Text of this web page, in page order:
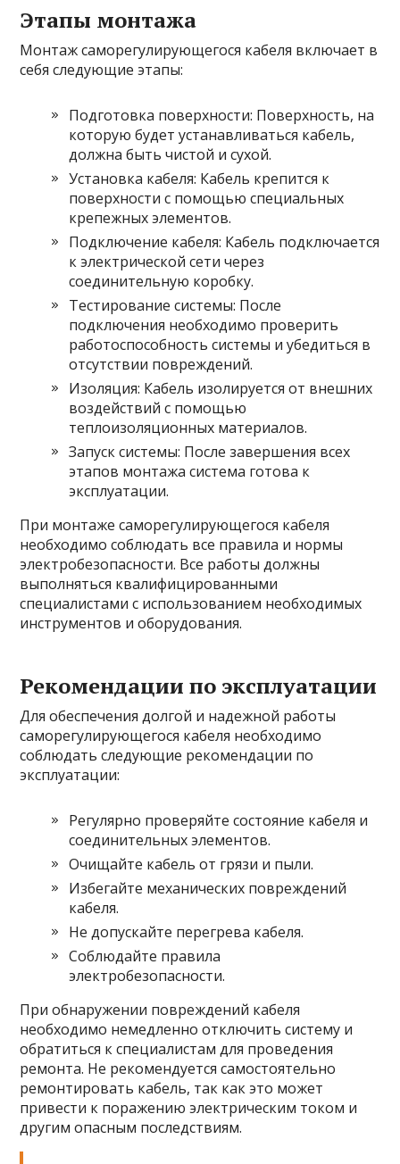
Этапы монтажа
Монтаж саморегулирующегося кабеля включает в
себя следующие этапы:
Подготовка поверхности: Поверхность, на
которую будет устанавливаться кабель,
должна быть чистой и сухой.
Установка кабеля: Кабель крепится к
поверхности с помощью специальных
крепежных элементов.
Подключение кабеля: Кабель подключается
к электрической сети через
соединительную коробку.
Тестирование системы: После
подключения необходимо проверить
работоспособность системы и убедиться в
отсутствии повреждений.
Изоляция: Кабель изолируется от внешних
воздействий с помощью
теплоизоляционных материалов.
Запуск системы: После завершения всех
этапов монтажа система готова к
эксплуатации.
При монтаже саморегулирующегося кабеля
необходимо соблюдать все правила и нормы
электробезопасности. Все работы должны
выполняться квалифицированными
специалистами с использованием необходимых
инструментов и оборудования.
Рекомендации по эксплуатации
Для обеспечения долгой и надежной работы
саморегулирующегося кабеля необходимо
соблюдать следующие рекомендации по
эксплуатации:
Регулярно проверяйте состояние кабеля и
соединительных элементов.
Очищайте кабель от грязи и пыли.
Избегайте механических повреждений
кабеля.
Не допускайте перегрева кабеля.
Соблюдайте правила
электробезопасности.
При обнаружении повреждений кабеля
необходимо немедленно отключить систему и
обратиться к специалистам для проведения
ремонта. Не рекомендуется самостоятельно
ремонтировать кабель, так как это может
привести к поражению электрическим током и
другим опасным последствиям.